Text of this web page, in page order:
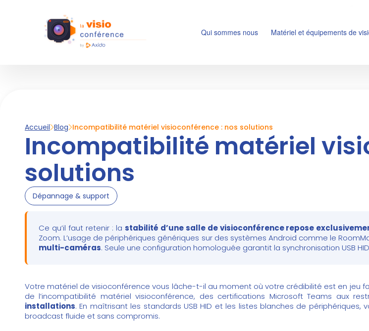
Qui sommes nous Matériel et équipements de
Accueil Blog Incompatibilité matériel visioconférence : nos solutions
Incompatibilité matériel
solutions
Dépannage & support
Ce qu’il faut retenir : la stabilité d’une salle de visioconférence repose
Zoom. L’usage de périphériques génériques sur des systèmes Android comme le
multi-caméras. Seule une configuration homologuée garantit la synchronisation USB
Votre matériel de visioconférence vous lâche-t-il au moment où votre crédibilité est en jeu
de l’incompatibilité matériel visioconférence, des certifications Microsoft Teams aux
installations. En maîtrisant les standards USB HID et les listes blanches de
broadcast fluide et sans compromis.